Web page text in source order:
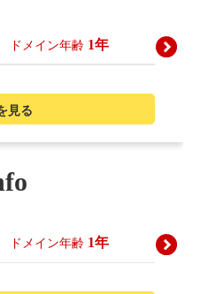
見る
ドメイン年齢 1年
ドメイン年齢 1年